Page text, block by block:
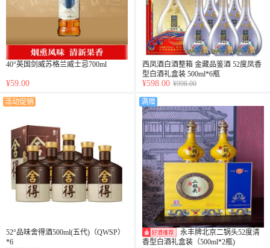
40°英国剑威苏格兰威士忌700ml
¥59.00
西凤酒白酒整箱 金藏品鉴酒 52度凤香
型白酒礼盒装 500ml*6瓶
¥598.00 ¥998.00
活动促销
52°品味舍得酒500ml(五代)（QWSP）
*6
满赠
永丰牌北京二锅头52度清
香型白酒礼盒装（500ml*2瓶)